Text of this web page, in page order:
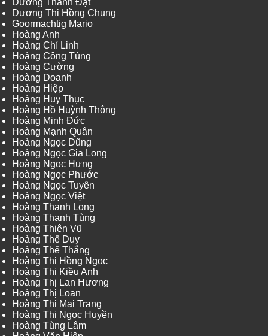
Dương Thị Hồng Chung
Goormachtig Mario
Hoàng Anh
Hoàng Chí Linh
Hoàng Công Tùng
Hoàng Cường
Hoàng Doanh
Hoàng Hiệp
Hoàng Huy Thục
Hoàng Hồ Huỳnh Thông
Hoàng Minh Đức
Hoàng Mạnh Quân
Hoàng Ngọc Dũng
Hoàng Ngọc Gia Long
Hoàng Ngọc Hưng
Hoàng Ngọc Phước
Hoàng Ngọc Tuyên
Hoàng Ngọc Việt
Hoàng Thanh Long
Hoàng Thanh Tùng
Hoàng Thiên Vũ
Hoàng Thế Duy
Hoàng Thế Thắng
Hoàng Thị Hồng Ngọc
Hoàng Thị Kiều Anh
Hoàng Thị Lan Hương
Hoàng Thị Loan
Hoàng Thị Mai Trang
Hoàng Thị Ngọc Huyền
Hoàng Tùng Lâm